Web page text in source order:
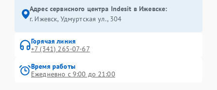
Адрес сервисного центра Indesit в Ижевске:
г. Ижевск, Удмуртская ул., 304
Горячая линия
+7 (341) 265-07-67
Время работы
Ежедневно с 9:00 до 21:00